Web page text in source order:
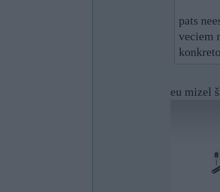
pats
veciem
eu mizel